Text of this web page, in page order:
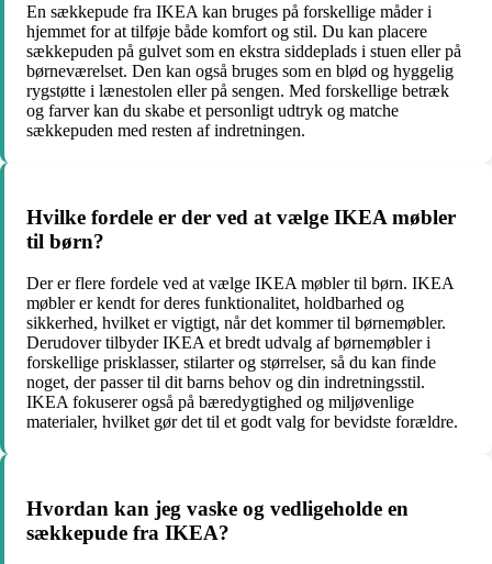
En sækkepude fra IKEA kan bruges på forskellige måder i
hjemmet for at tilføje både komfort og stil. Du kan placere
sækkepuden på gulvet som en ekstra siddeplads i stuen eller på
børneværelset. Den kan også bruges som en blød og hyggelig
rygstøtte i lænestolen eller på sengen. Med forskellige betræk
og farver kan du skabe et personligt udtryk og matche
sækkepuden med resten af indretningen.
Hvilke fordele er der ved at vælge IKEA møbler
til børn?
Der er flere fordele ved at vælge IKEA møbler til børn. IKEA
møbler er kendt for deres funktionalitet, holdbarhed og
sikkerhed, hvilket er vigtigt, når det kommer til børnemøbler.
Derudover tilbyder IKEA et bredt udvalg af børnemøbler i
forskellige prisklasser, stilarter og størrelser, så du kan finde
noget, der passer til dit barns behov og din indretningsstil.
IKEA fokuserer også på bæredygtighed og miljøvenlige
materialer, hvilket gør det til et godt valg for bevidste forældre.
Hvordan kan jeg vaske og vedligeholde en
sækkepude fra IKEA?